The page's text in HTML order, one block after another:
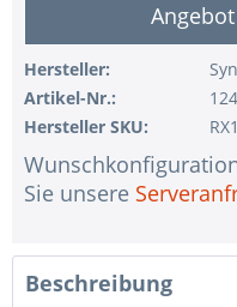
Hersteller:
Artikel-Nr.:
Hersteller SKU:
Sie unsere
Beschreibung